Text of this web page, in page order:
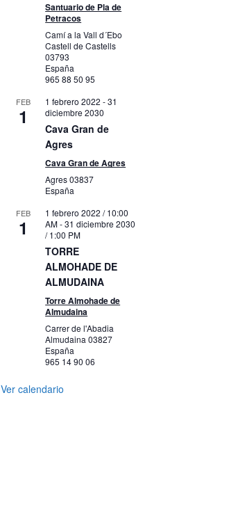
Santuario de Pla de
Petracos
Camí a la Vall d´Ebo
Castell de Castells
03793
España
965 88 50 95
FEB
1
1 febrero 2022 -31
diciembre 2030
Cava Gran de
Agres
Cava Gran de Agres
Agres03837
España
FEB
1
1 febrero 2022 / 10:00
AM-31 diciembre 2030
/ 1:00 PM
TORRE
ALMOHADE DE
ALMUDAINA
Torre Almohade de
Almudaina
Carrer de l'Abadia
Almudaina03827
España
965 14 90 06
Ver calendario